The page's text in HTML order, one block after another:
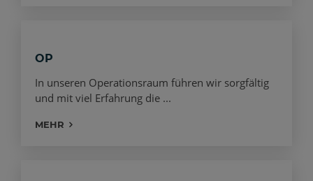
OP
In unseren Operationsraum führen wir sorgfältig
und mit viel Erfahrung die ...
MEHR